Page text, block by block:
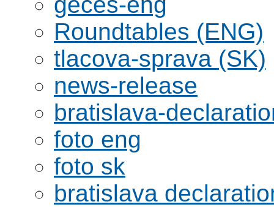
Roundtables (ENG)
tlacova-sprava (SK)
news-release
bratislava-
foto eng
foto sk
bratislava